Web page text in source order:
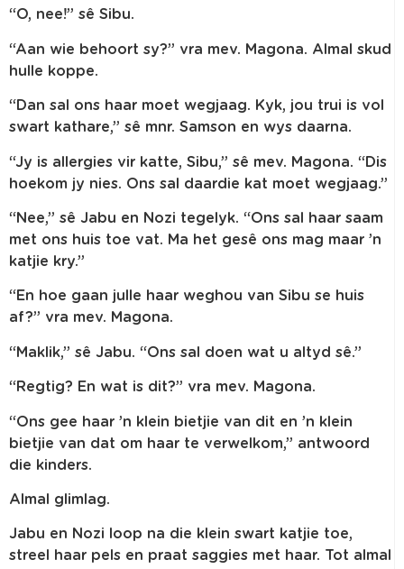
“O, nee!” sê Sibu.
“Aan wie behoort sy?” vra mev. Magona. Almal skud
hulle koppe.
“Dan sal ons haar moet wegjaag. Kyk, jou trui is vol
swart kathare,” sê mnr. Samson en wys daarna.
“Jy is allergies vir katte, Sibu,” sê mev. Magona. “Dis
hoekom jy nies. Ons sal daardie kat moet wegjaag.”
“Nee,” sê Jabu en Nozi tegelyk. “Ons sal haar saam
met ons huis toe vat. Ma het gesê ons mag maar ’n
katjie kry.”
“En hoe gaan julle haar weghou van Sibu se huis
af?” vra mev. Magona.
“Maklik,” sê Jabu. “Ons sal doen wat u altyd sê.”
“Regtig? En wat is dit?” vra mev. Magona.
“Ons gee haar ’n klein bietjie van dit en ’n klein
bietjie van dat om haar te verwelkom,” antwoord
die kinders.
Almal glimlag.
Jabu en Nozi loop na die klein swart katjie toe,
streel haar pels en praat saggies met haar. Tot almal